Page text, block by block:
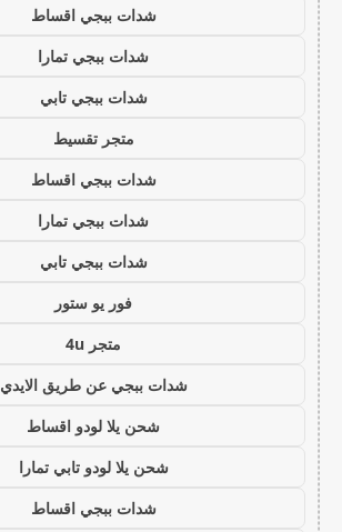
شدات ببجي اقساط
شدات ببجي تمارا
شدات ببجي تابي
متجر تقسيط
شدات ببجي اقساط
شدات ببجي تمارا
شدات ببجي تابي
فور يو ستور
متجر 4u
شدات ببجي عن طريق الايدي
شحن يلا لودو اقساط
شحن يلا لودو تابي تمارا
شدات ببجي اقساط